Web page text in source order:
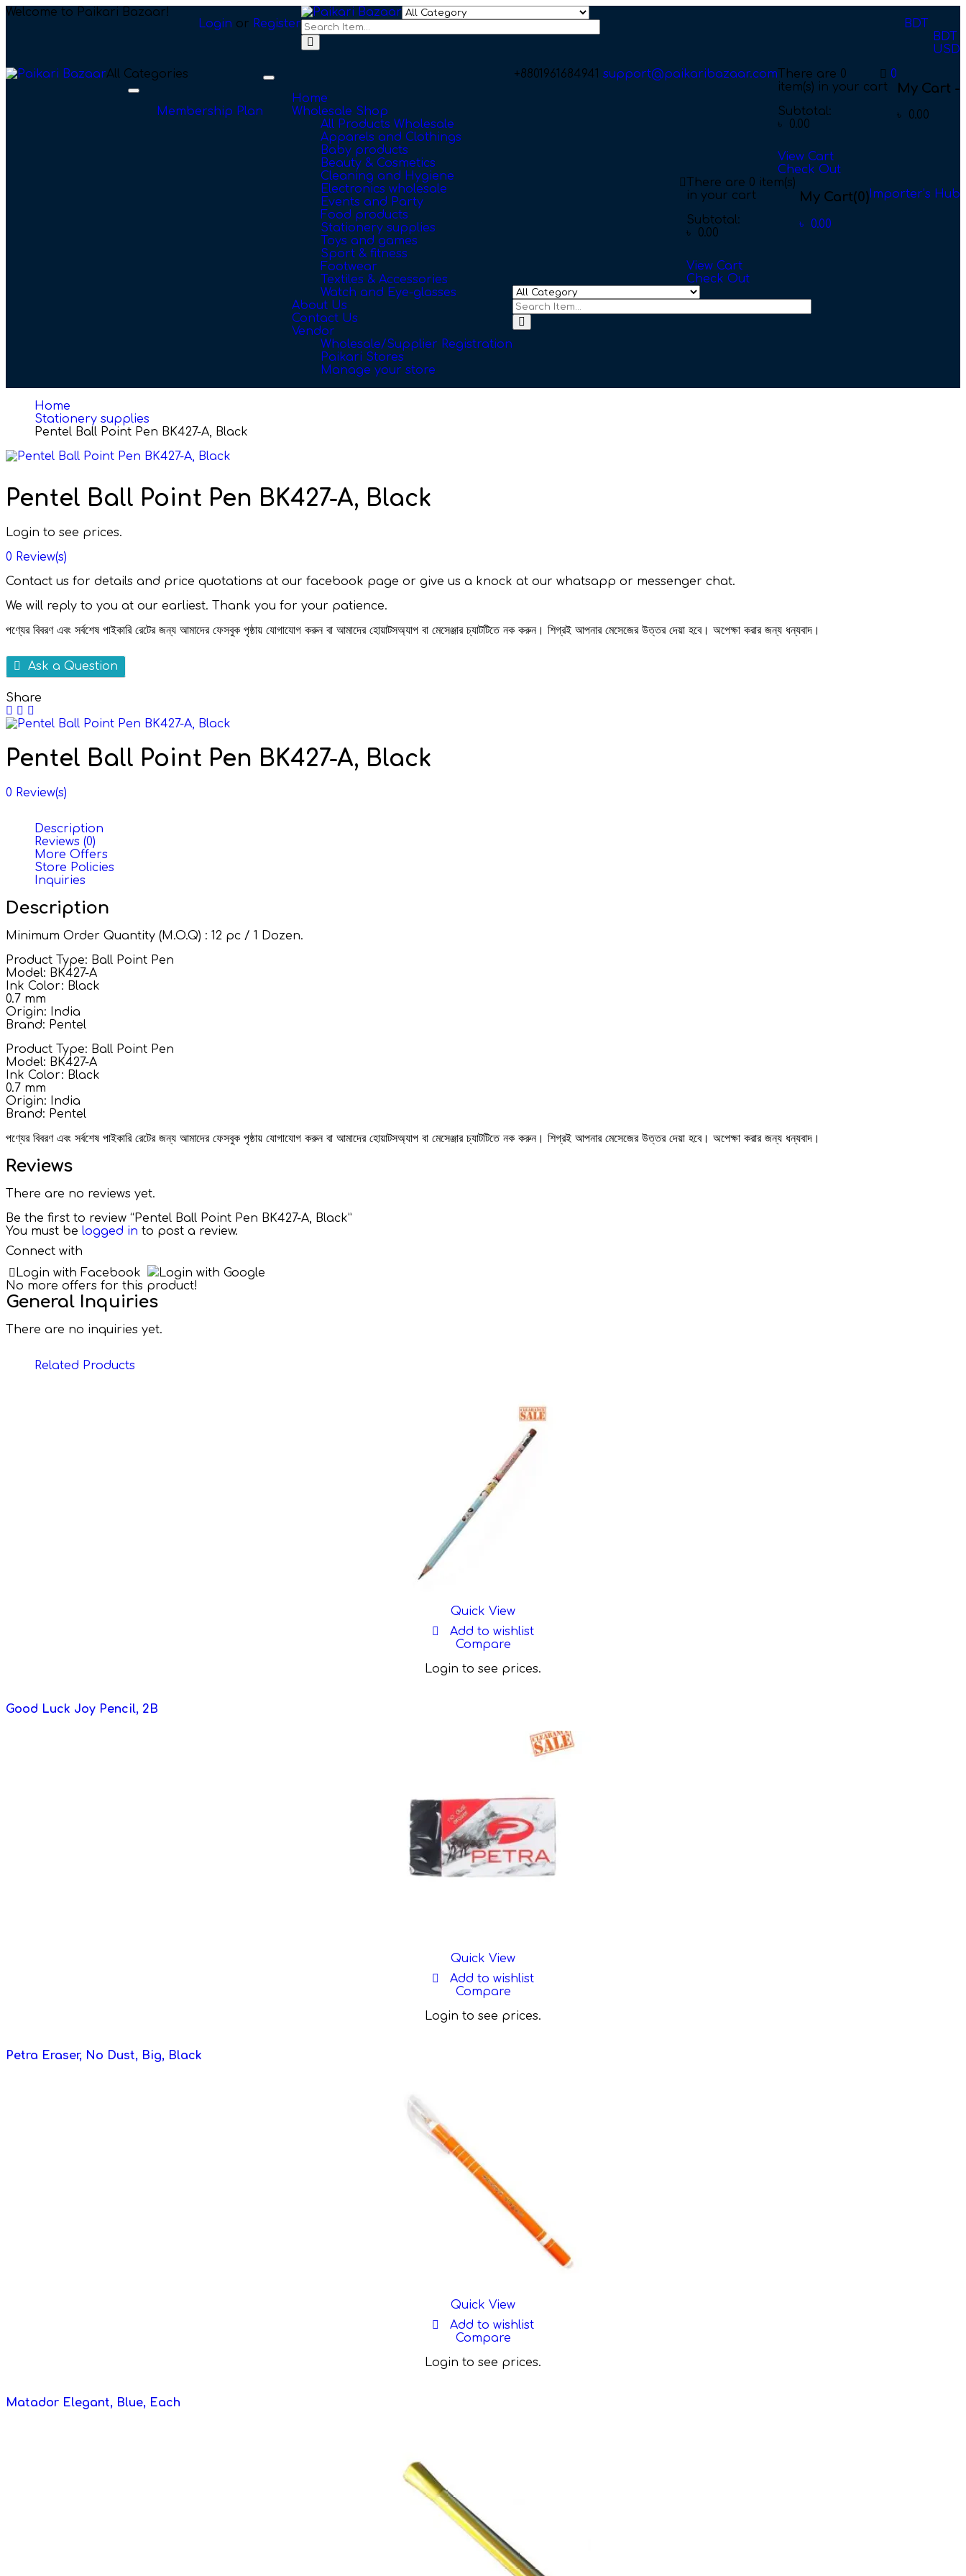
Welcome to Paikari Bazaar!
Login or Register
BDT
BDT
USD
My Cart -
৳ 0.00
0
There are 0
item(s) in your cart
Subtotal:
৳
0.00
View Cart
Check Out
+8801961684941 support@paikaribazaar.com
All Categories
Toggle
navigation
Membership Plan
Toggle
navigation
Home
Wholesale Shop
All Products Wholesale
Apparels and Clothings
Baby products
Beauty & Cosmetics
Cleaning and Hygiene
Electronics wholesale
Events and Party
Food products
Stationery supplies
Toys and games
Sport & fitness
Footwear
Textiles & Accessories
Watch and Eye-glasses
About Us
Contact Us
Vendor
Wholesale/Supplier Registration
Paikari Stores
Manage your store
Importer’s Hub
My Cart(0)
৳ 0.00
There are 0 item(s)
in your cart
Subtotal:
৳
0.00
View Cart
Check Out
Home
Stationery supplies
Pentel Ball Point Pen BK427-A, Black
Pentel Ball Point Pen BK427-A, Black
Login to see prices.
0 Review(s)
Contact us for details and price quotations at our facebook page or give us a knock at our whatsapp or messenger chat.
We will reply to you at our earliest. Thank you for your patience.
পণ্যের বিবরণ এবং সর্বশেষ পাইকারি রেটের জন্য আমাদের ফেসবুক পৃষ্ঠায় যোগাযোগ করুন বা আমাদের হোয়াটসঅ্যাপ বা মেসেঞ্জার চ্যাটটিতে নক করুন। শিগ্রই আপনার মেসেজের উত্তর দেয়া হবে। অপেক্ষা করার জন্য ধন্যবাদ।
Ask a Question
Share
Pentel Ball Point Pen BK427-A, Black
0 Review(s)
Description
Reviews (0)
More Offers
Store Policies
Inquiries
Description
Minimum Order Quantity (M.O.Q) : 12 pc / 1 Dozen.
Product Type: Ball Point Pen
Model: BK427-A
Ink Color: Black
0.7 mm
Origin: India
Brand: Pentel
Product Type: Ball Point Pen
Model: BK427-A
Ink Color: Black
0.7 mm
Origin: India
Brand: Pentel
পণ্যের বিবরণ এবং সর্বশেষ পাইকারি রেটের জন্য আমাদের ফেসবুক পৃষ্ঠায় যোগাযোগ করুন বা আমাদের হোয়াটসঅ্যাপ বা মেসেঞ্জার চ্যাটটিতে নক করুন। শিগ্রই আপনার মেসেজের উত্তর দেয়া হবে। অপেক্ষা করার জন্য ধন্যবাদ।
Reviews
There are no reviews yet.
Be the first to review “Pentel Ball Point Pen BK427-A, Black”
You must be logged in to post a review.
Connect with
Login with Facebook
Login with Google
No more offers for this product!
General Inquiries
There are no inquiries yet.
Related Products
Quick View
Add to wishlist
Compare
Login to see prices.
Good Luck Joy Pencil, 2B
Quick View
Add to wishlist
Compare
Login to see prices.
Petra Eraser, No Dust, Big, Black
Quick View
Add to wishlist
Compare
Login to see prices.
Matador Elegant, Blue, Each